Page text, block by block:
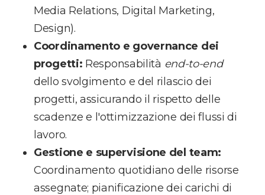
Media Relations, Digital Marketing,
Design).
Coordinamento e governance dei
progetti: Responsabilità end-to-end
dello svolgimento e del rilascio dei
progetti, assicurando il rispetto delle
scadenze e l'ottimizzazione dei flussi di
lavoro.
Gestione e supervisione del team:
Coordinamento quotidiano delle risorse
assegnate; pianificazione dei carichi di